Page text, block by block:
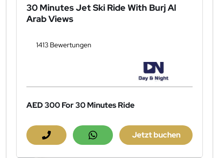
30 Minutes Jet Ski Ride With Burj Al
Arab Views
1413 Bewertungen
AED 300For 30 Minutes Ride
Jetzt buchen